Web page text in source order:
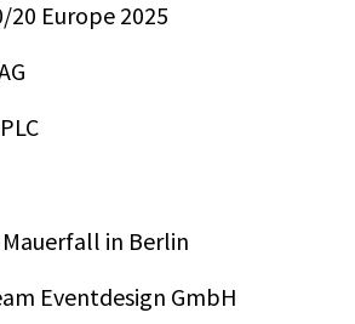
20 Europe 2025
in Berlin
Eventdesign GmbH